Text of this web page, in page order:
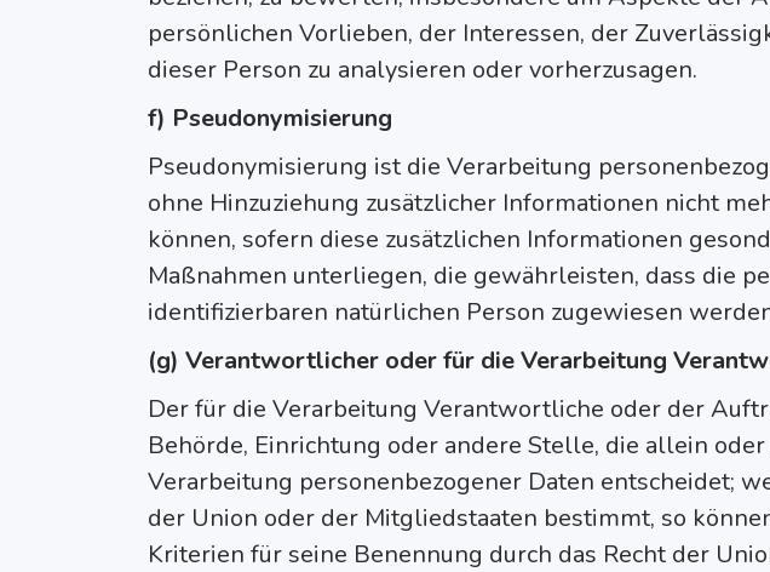
persönlichen Vorlieben, der Interessen, der
dieser Person zu analysieren oder vorherzusagen.
f) Pseudonymisierung
Pseudonymisierung ist die Verarbeitung
ohne Hinzuziehung zusätzlicher Informationen nicht
können, sofern diese zusätzlichen Informationen
Maßnahmen unterliegen, die gewährleisten, dass die
identifizierbaren natürlichen Person zugewiesen
(g) Verantwortlicher oder für die Verarbeitung
Der für die Verarbeitung Verantwortliche oder der
Behörde, Einrichtung oder andere Stelle, die allein
Verarbeitung personenbezogener Daten entscheidet;
der Union oder der Mitgliedstaaten bestimmt, so
Kriterien für seine Benennung durch das Recht der